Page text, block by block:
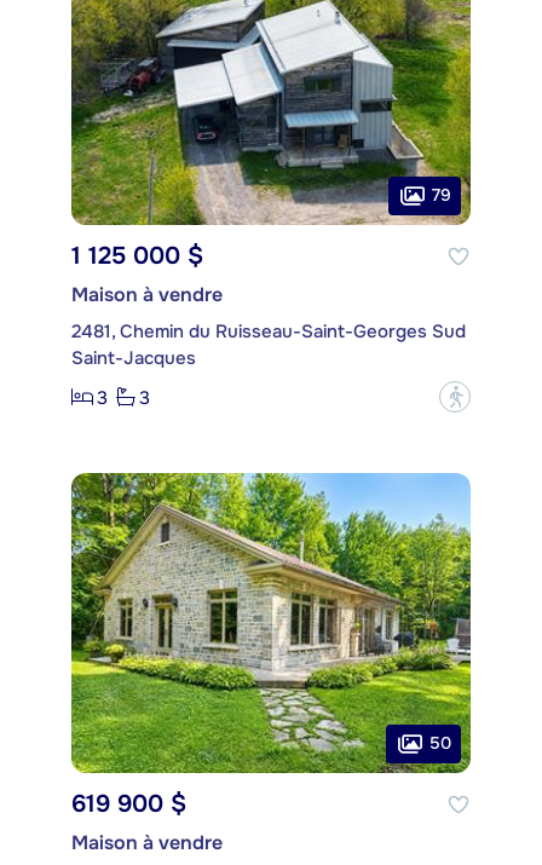
79
1 125 000 $
Maison à vendre
2481, Chemin du Ruisseau-Saint-Georges Sud
Saint-Jacques
3
3 ?
50
619 900 $
Maison à vendre